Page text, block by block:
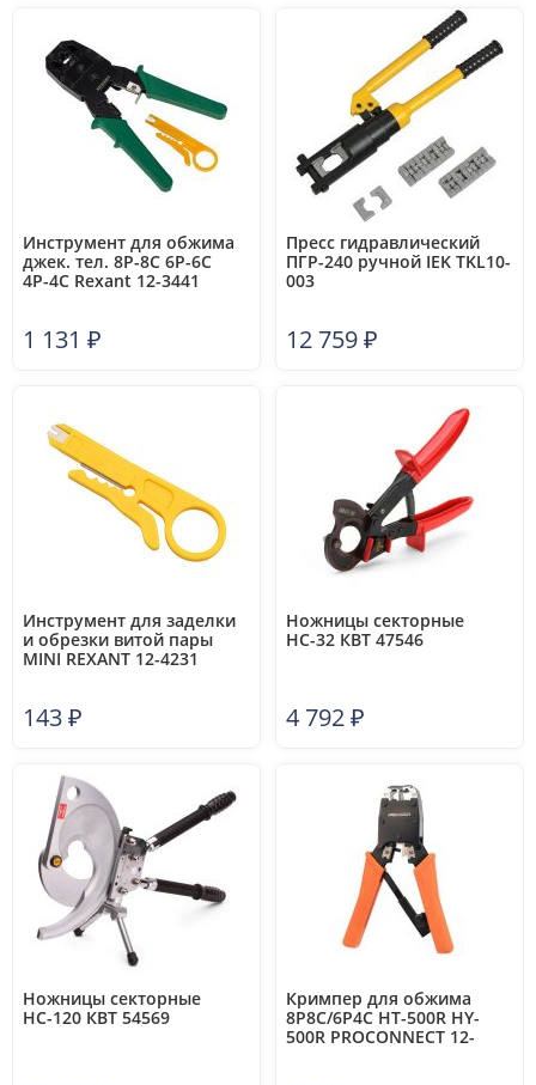
Инструмент для обжима
джек. тел. 8Р-8С 6Р-6С
4Р-4С Rexant 12-3441
1 131 ₽
Пресс гидравлический
ПГР-240 ручной IEK TKL10-
003
12 759₽
Инструмент для заделки
и обрезки витой пары
MINI REXANT 12-4231
143₽
Ножницы секторные
НС-32 КВТ 47546
4 792₽
Ножницы секторные
НС-120 КВТ 54569
Кримпер для обжима
8P8C/6P4C HT-500R HY-
500R PROCONNECT 12-